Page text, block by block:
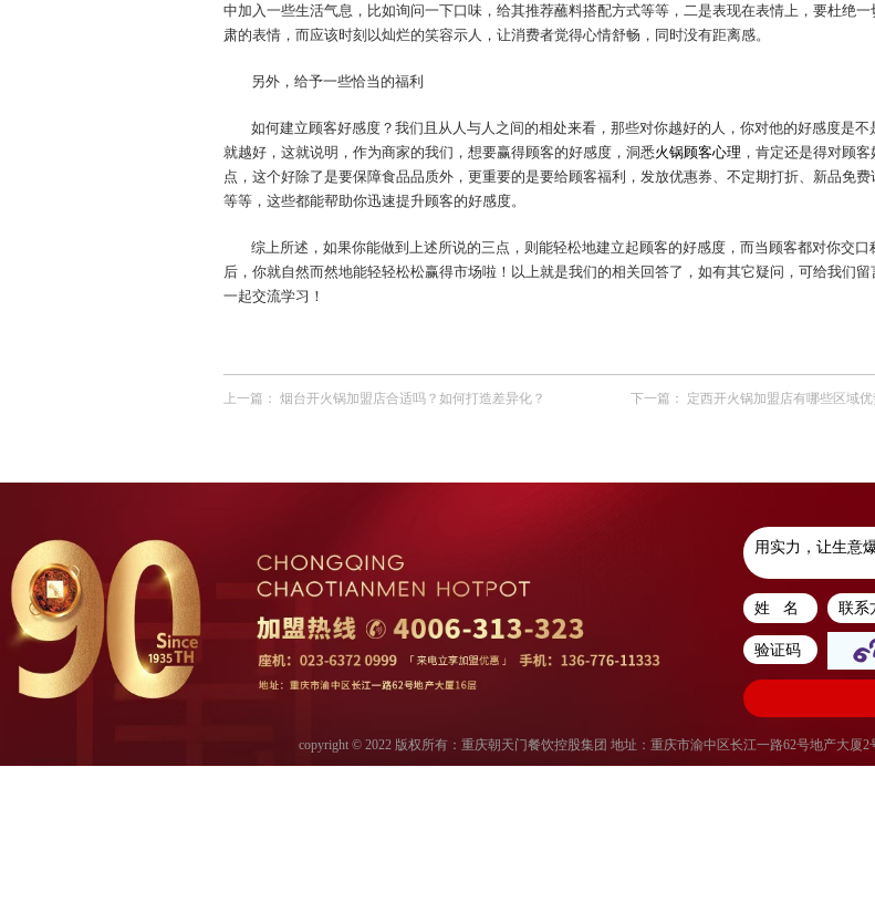
中加入一些生活气息，比如询问一下口味，给其推荐蘸料搭配方式等等，二是表现在表情上，要杜绝一
肃的表情，而应该时刻以灿烂的笑容示人，让消费者觉得心情舒畅，同时没有距离感。
另外，给予一些恰当的福利
如何建立顾客好感度？我们且从人与人之间的相处来看，那些对你越好的人，你对他的好感度是不
就越好，这就说明，作为商家的我们，想要赢得顾客的好感度，洞悉火锅顾客心理 ，肯定还是得对顾客
点，这个好除了是要保障食品品质外，更重要的是要给顾客福利，发放优惠券、不定期打折、新品免费
等等，这些都能帮助你迅速提升顾客的好感度。
综上所述，如果你能做到上述所说的三点，则能轻松地建立起顾客的好感度，而当顾客都对你交口
后，你就自然而然地能轻轻松松赢得市场啦！以上就是我们的相关回答了，如有其它疑问，可给我们留
一起交流学习！
上一篇： 烟台开火锅加盟店合适吗？如何打造差异化？ 下一篇： 定西开火锅加盟店有哪些区域优
copyright © 2022 版权所有：重庆朝天门餐饮控股集团 地址：重庆市渝中区长江一路62号地产大厦